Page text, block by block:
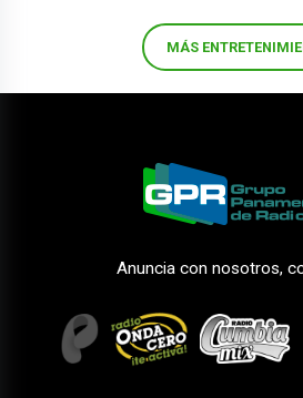
MÁS
Anuncia con nosotros,